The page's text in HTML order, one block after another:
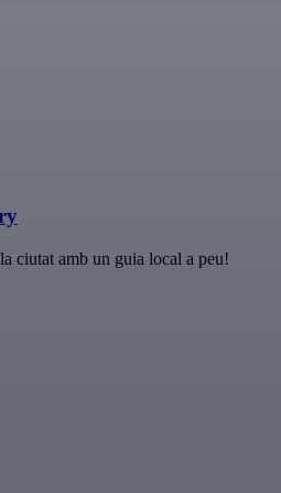
ciutat amb un guia local a peu!